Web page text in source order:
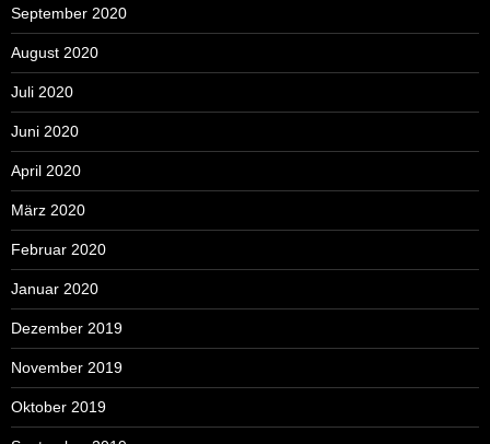
September 2020
August 2020
Juli 2020
Juni 2020
April 2020
März 2020
Februar 2020
Januar 2020
Dezember 2019
November 2019
Oktober 2019